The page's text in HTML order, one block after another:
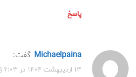
پاسخ
Michaelpaina گفت:
۱۳ اردیبهشت ۱۴۰۴ در ۶:۰۳ ق.ظ